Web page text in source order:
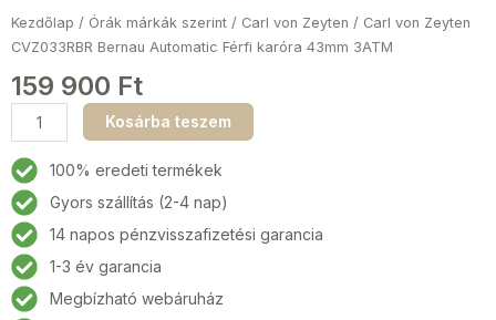
Kezdőlap / Órák márkák szerint / Carl von Zeyten / Carl von Zeyten
CVZ033RBR Bernau Automatic Férfi karóra 43mm 3ATM
159 900 Ft
Carl
von
Zeyten
CVZ033RBR
Bernau
Automatic
Férfi
karóra
43mm
Kosárba teszem
100% eredeti termékek
Gyors szállítás (2-4 nap)
14 napos pénzvisszafizetési garancia
1-3 év garancia
Megbízható webáruház